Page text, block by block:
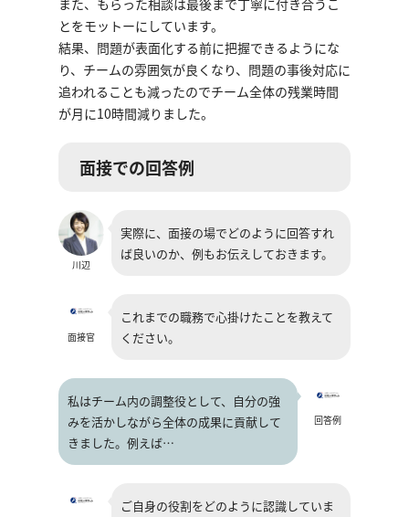
また、もらった相談は最後まで丁寧に付き合うこ
とをモットーにしています。
結果、問題が表面化する前に把握できるようにな
り、チームの雰囲気が良くなり、問題の事後対応に
追われることも減ったのでチーム全体の残業時間
が月に10時間減りました。
面接での回答例
川辺
実際に、面接の場でどのように回答すれ
ば良いのか、例もお伝えしておきます。
面接官
これまでの職務で心掛けたことを教えて
ください。
私はチーム内の調整役として、自分の強
みを活かしながら全体の成果に貢献して
きました。例えば…
回答例
ご自身の役割をどのように認識していま